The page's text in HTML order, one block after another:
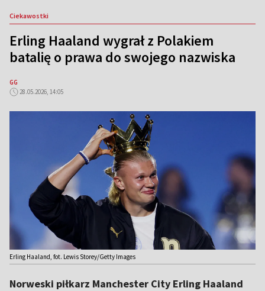
Ciekawostki
Erling Haaland wygrał z Polakiem
batalię o prawa do swojego nazwiska
GG
28.05.2026, 14:05
Erling Haaland, fot. Lewis Storey/Getty Images
Norweski piłkarz Manchester City Erling Haaland